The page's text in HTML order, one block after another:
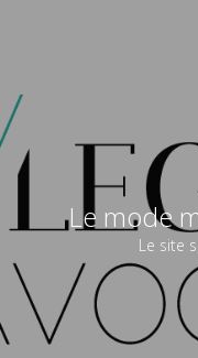
Le mode
Le site